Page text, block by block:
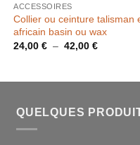
ACCESSOIRES
Collier ou ceinture talisman
africain basin ou wax
24,00€ – 42,00€Plage
à
QUELQUES